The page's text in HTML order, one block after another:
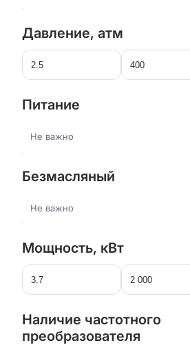
Давление, атм
Питание
Не важно
Безмасляный
Не важно
Мощность, кВт
Наличие частотного
преобразователя